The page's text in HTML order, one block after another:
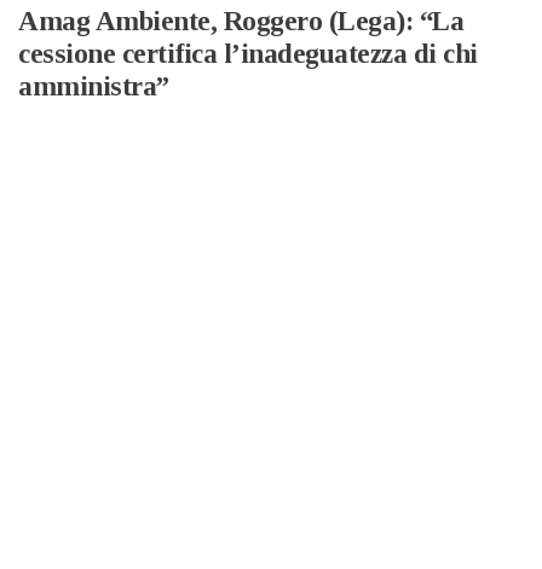
Amag Ambiente, Roggero (Lega): “La
cessione certifica l’inadeguatezza di chi
amministra”